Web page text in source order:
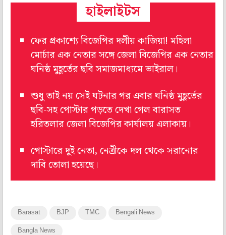
হাইলাইটস
ফের প্রকাশ্যে বিজেপির দলীয় কাজিয়া! মহিলা
মোর্চার এক নেতার সঙ্গে জেলা বিজেপির এক নেতার
ঘনিষ্ঠ মুহূর্তের ছবি সমাজমাধ্যমে ভাইরাল।
শুধু তাই নয় সেই ঘটনার পর এবার ঘনিষ্ঠ মুহূর্তের
ছবি-সহ পোস্টার পড়তে দেখা গেল বারাসত
হরিতলার জেলা বিজেপির কার্যালয় এলাকায়।
পোস্টারে দুই নেতা, নেত্রীকে দল থেকে সরানোর
দাবি তোলা হয়েছে।
Barasat BJP TMC Bengali News
Bangla News